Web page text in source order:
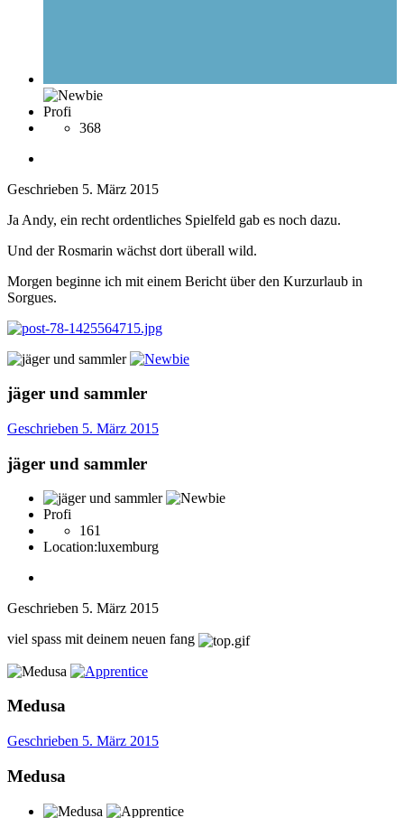
Profi
368
Geschrieben 5. März 2015
Ja Andy, ein recht ordentliches Spielfeld gab es noch dazu.
Und der Rosmarin wächst dort überall wild.
Morgen beginne ich mit einem Bericht über den Kurzurlaub in
Sorgues.
jäger und sammler
Geschrieben 5. März 2015
jäger und sammler
Profi
161
Location:luxemburg
Geschrieben 5. März 2015
viel spass mit deinem neuen fang
Medusa
Geschrieben 5. März 2015
Medusa